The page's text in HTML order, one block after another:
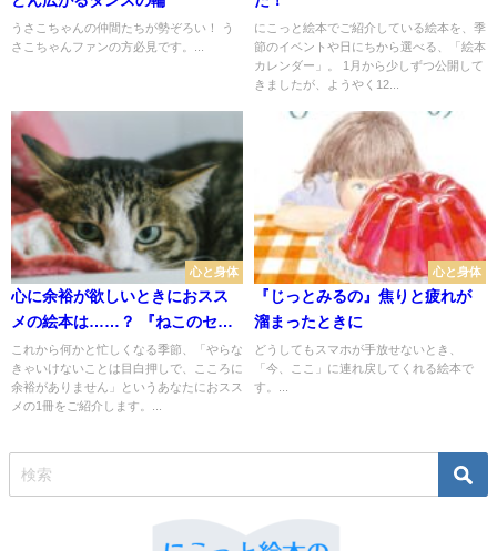
うさこちゃんの仲間たちが勢ぞろい！ う
さこちゃんファンの方必見です。...
にこっと絵本でご紹介している絵本を、季
節のイベントや日にちから選べる、「絵本
カレンダー」。 1月から少しずつ公開して
きましたが、ようやく12...
心と身体
心に余裕が欲しいときにおスス
メの絵本は……？ 『ねこのセー
ター』
これから何かと忙しくなる季節、「やらな
きゃいけないことは目白押しで、こころに
余裕がありません」というあなたにおスス
メの1冊をご紹介します。...
心と身体
『じっとみるの』焦りと疲れが
溜まったときに
どうしてもスマホが手放せないとき、
「今、ここ」に連れ戻してくれる絵本で
す。...